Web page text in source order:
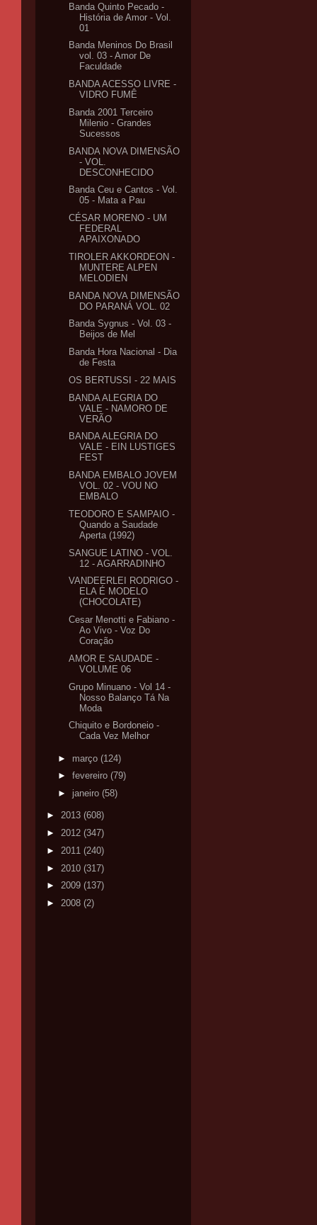
Banda Quinto Pecado -
História de Amor - Vol.
01
Banda Meninos Do Brasil
vol. 03 - Amor De
Faculdade
BANDA ACESSO LIVRE -
VIDRO FUMÊ
Banda 2001 Terceiro
Milenio - Grandes
Sucessos
BANDA NOVA DIMENSÃO
- VOL.
DESCONHECIDO
Banda Ceu e Cantos - Vol.
05 - Mata a Pau
CÉSAR MORENO - UM
FEDERAL
APAIXONADO
TIROLER AKKORDEON -
MUNTERE ALPEN
MELODIEN
BANDA NOVA DIMENSÃO
DO PARANÁ VOL. 02
Banda Sygnus - Vol. 03 -
Beijos de Mel
Banda Hora Nacional - Dia
de Festa
OS BERTUSSI - 22 MAIS
BANDA ALEGRIA DO
VALE - NAMORO DE
VERÃO
BANDA ALEGRIA DO
VALE - EIN LUSTIGES
FEST
BANDA EMBALO JOVEM
VOL. 02 - VOU NO
EMBALO
TEODORO E SAMPAIO -
Quando a Saudade
Aperta (1992)
SANGUE LATINO - VOL.
12 - AGARRADINHO
VANDEERLEI RODRIGO -
ELA É MODELO
(CHOCOLATE)
Cesar Menotti e Fabiano -
Ao Vivo - Voz Do
Coração
AMOR E SAUDADE -
VOLUME 06
Grupo Minuano - Vol 14 -
Nosso Balanço Tá Na
Moda
Chiquito e Bordoneio -
Cada Vez Melhor
► março (124)
► fevereiro (79)
► janeiro (58)
► 2013 (608)
► 2012 (347)
► 2011 (240)
► 2010 (317)
► 2009 (137)
► 2008 (2)